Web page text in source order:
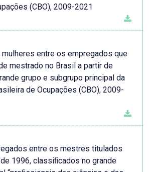
(CBO), 2009-2021
entre os empregados que
mestrado no Brasil a partir de
grupo e subgrupo principal da
de Ocupações (CBO), 2009-
entre os mestres titulados
1996, classiﬁcados no grande